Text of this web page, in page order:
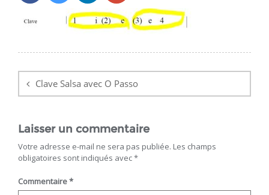
de
l’article
Clave Salsa avec O Passo
Laisser un commentaire
Votre adresse e-mail ne sera pas publiée. Les champs
obligatoires sont indiqués avec*
Commentaire*